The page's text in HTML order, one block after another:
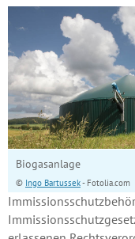
Biogasanlage
© Ingo Bartussek- Fotolia.com